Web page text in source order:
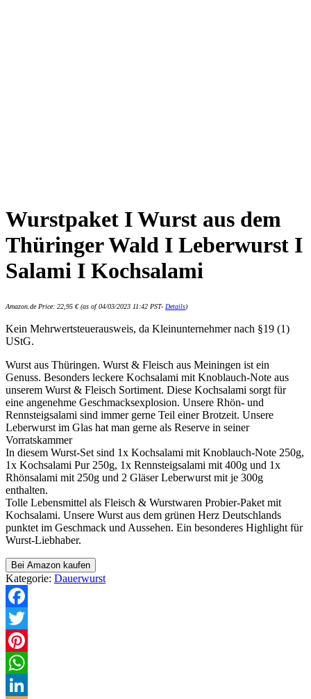
Wurstpaket I Wurst aus dem
Thüringer Wald I Leberwurst I
Salami I Kochsalami
Amazon.de Price: 22,95 €(as of 04/03/2023 11:42 PST- Details)
Kein Mehrwertsteuerausweis, da Kleinunternehmer nach §19 (1)
UStG.
Wurst aus Thüringen. Wurst & Fleisch aus Meiningen ist ein
Genuss. Besonders leckere Kochsalami mit Knoblauch-Note aus
unserem Wurst & Fleisch Sortiment. Diese Kochsalami sorgt für
eine angenehme Geschmacksexplosion. Unsere Rhön- und
Rennsteigsalami sind immer gerne Teil einer Brotzeit. Unsere
Leberwurst im Glas hat man gerne als Reserve in seiner
Vorratskammer
In diesem Wurst-Set sind 1x Kochsalami mit Knoblauch-Note 250g,
1x Kochsalami Pur 250g, 1x Rennsteigsalami mit 400g und 1x
Rhönsalami mit 250g und 2 Gläser Leberwurst mit je 300g
enthalten.
Tolle Lebensmittel als Fleisch & Wurstwaren Probier-Paket mit
Kochsalami. Unsere Wurst aus dem grünen Herz Deutschlands
punktet im Geschmack und Aussehen. Ein besonderes Highlight für
Wurst-Liebhaber.
Bei Amazon kaufen
Kategorie: Dauerwurst
Facebook
Twitter
Pinterest
WhatsApp